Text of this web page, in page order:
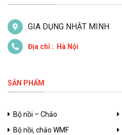
GIA DỤNG NHẬT MINH
Địa chỉ : Hà Nội
SẢN PHẨM
Bộ nồi – Chảo
Bộ nồi, chảo WMF